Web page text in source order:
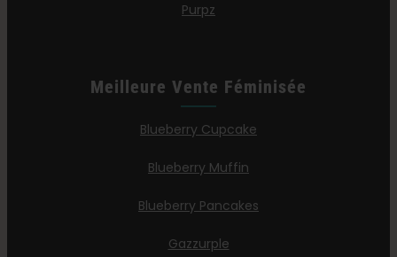
Purpz
Meilleure Vente Féminisée
Blueberry Cupcake
Blueberry Muffin
Blueberry Pancakes
Gazzurple